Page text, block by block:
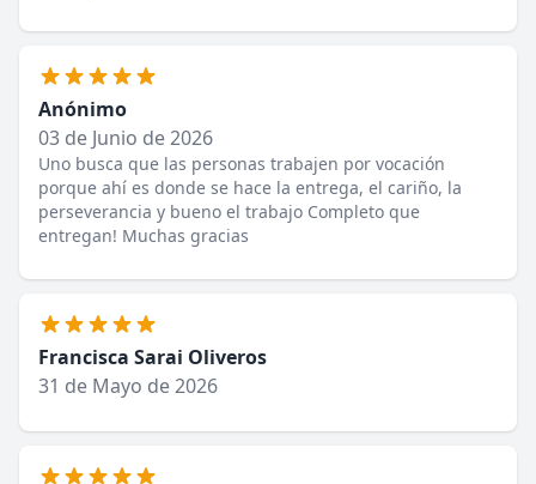
Anónimo
03 de Junio de 2026
Uno busca que las personas trabajen por vocación
porque ahí es donde se hace la entrega, el cariño, la
perseverancia y bueno el trabajo Completo que
entregan! Muchas gracias
Francisca Sarai Oliveros
31 de Mayo de 2026